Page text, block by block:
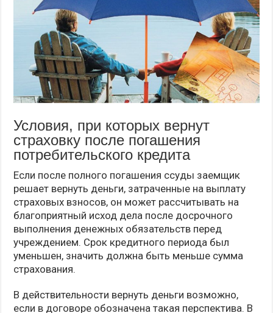
Условия, при которых вернут
страховку после погашения
потребительского кредита
Если после полного погашения ссуды заемщик
решает вернуть деньги, затраченные на выплату
страховых взносов, он может рассчитывать на
благоприятный исход дела после досрочного
выполнения денежных обязательств перед
учреждением. Срок кредитного периода был
уменьшен, значить должна быть меньше сумма
страхования.
В действительности вернуть деньги возможно,
если в договоре обозначена такая перспектива. В